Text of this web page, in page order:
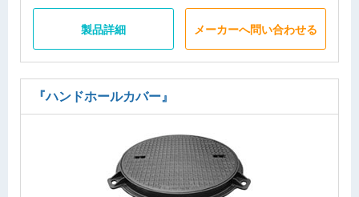
製品詳細 メーカーへ問い合わせる
『ハンドホールカバー』